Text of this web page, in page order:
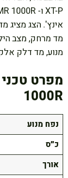
אינץ'. הצג מציג
מנוע, מד דלק
1000R
נפח מנוע
כ״ס
אורך